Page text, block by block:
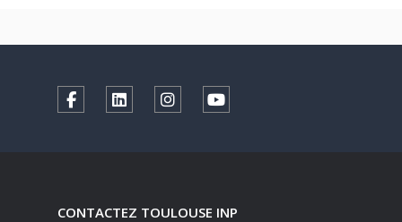
CONTACTEZ TOULOUSE INP